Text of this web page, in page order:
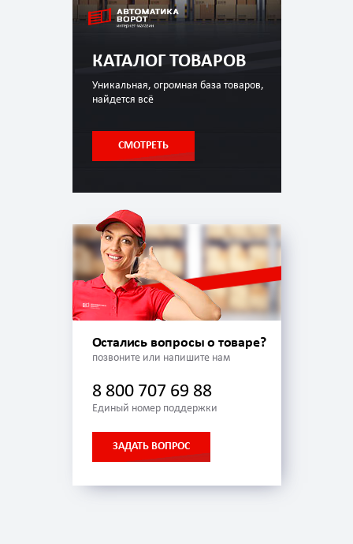
КАТАЛОГ ТОВАРОВ
Уникальная, огромная база товаров,
найдется всё
СМОТРЕТЬ
Остались вопросы о товаре?
позвоните или напишите нам
8 800 707 69 88
Единый номер поддержки
ЗАДАТЬ ВОПРОС